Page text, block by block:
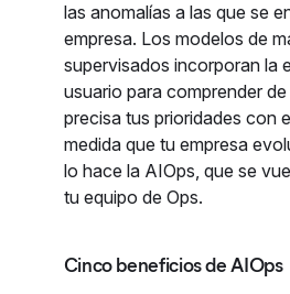
las anomalías a las que se
empresa. Los modelos de
supervisados incorporan la
usuario para comprender
precisa tus prioridades con
medida que tu empresa
lo hace la AIOps, que se
tu equipo de Ops.
Cinco beneficios de AIOps